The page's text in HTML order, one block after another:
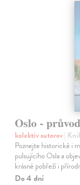
Oslo -
kolektív autorov|
Poznejte historické i
pulsujícího Osla a
krásné pobřeží i
Do 4 dní